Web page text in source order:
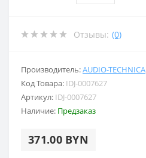
Отзывы: (0)
Производитель:AUDIO-TECHNICA
Код Товара: IDJ-0007627
Артикул: IDJ-0007627
Наличие: Предзаказ
371.00 BYN